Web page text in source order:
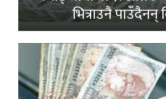
भित्राउनै पाउँदैनन्